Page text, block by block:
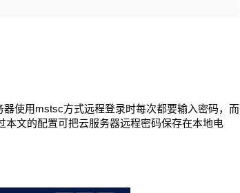
使用mstsc方式远程登录时每次都要输入密码，而
文的配置可把云服务器远程密码保存在本地电